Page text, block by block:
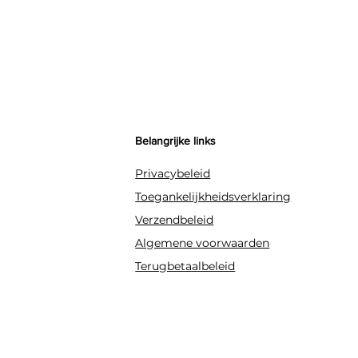
Belangrijke links
Privacybeleid
Toegankelijkheidsverklaring
Verzendbeleid
Algemene voorwaarden
Terugbetaalbeleid